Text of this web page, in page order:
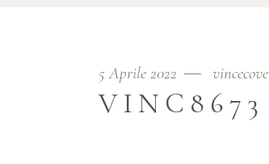
5 Aprile 2022 vincecove
VINC8673